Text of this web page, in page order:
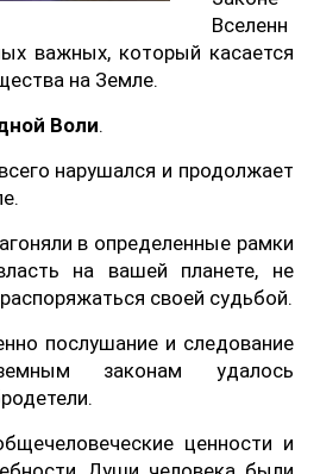
Вселенн
важных, который касается
на Земле.
Воли.
нарушался и продолжает
в определенные рамки
на вашей планете, не
своей судьбой.
послушание и следование
законам удалось
ценности и